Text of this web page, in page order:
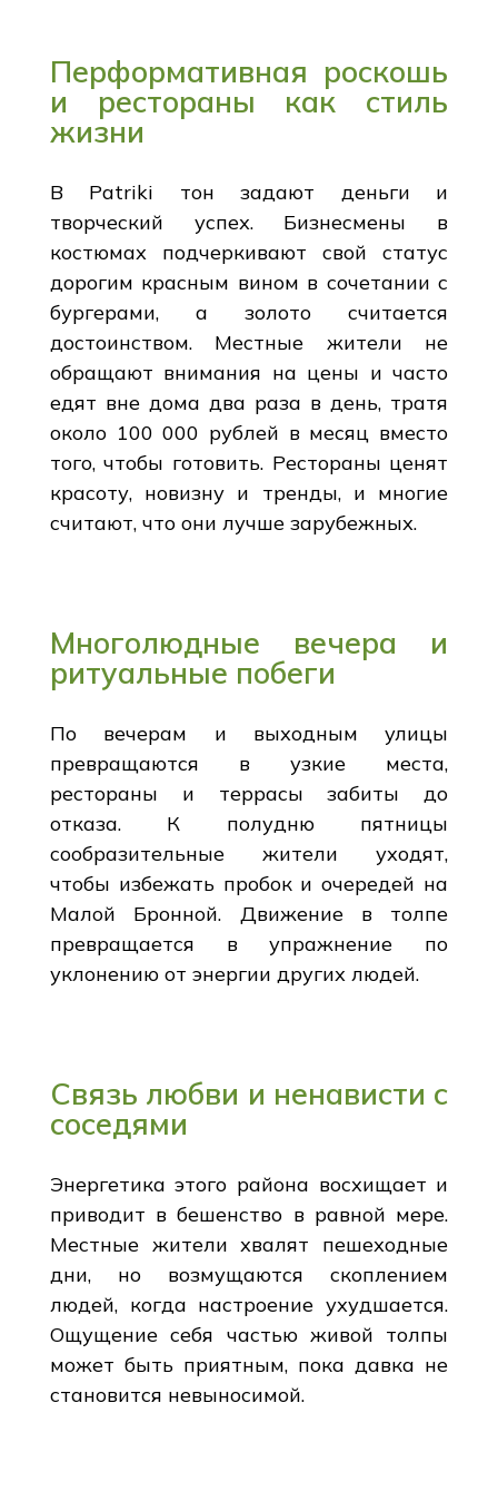
Перформативная роскошь
и рестораны как стиль
жизни
В Patriki тон задают деньги и
творческий успех. Бизнесмены в
костюмах подчеркивают свой статус
дорогим красным вином в сочетании с
бургерами, а золото считается
достоинством. Местные жители не
обращают внимания на цены и часто
едят вне дома два раза в день, тратя
около 100 000 рублей в месяц вместо
того, чтобы готовить. Рестораны ценят
красоту, новизну и тренды, и многие
считают, что они лучше зарубежных.
Многолюдные вечера и
ритуальные побеги
По вечерам и выходным улицы
превращаются в узкие места,
рестораны и террасы забиты до
отказа. К полудню пятницы
сообразительные жители уходят,
чтобы избежать пробок и очередей на
Малой Бронной. Движение в толпе
превращается в упражнение по
уклонению от энергии других людей.
Связь любви и ненависти с
соседями
Энергетика этого района восхищает и
приводит в бешенство в равной мере.
Местные жители хвалят пешеходные
дни, но возмущаются скоплением
людей, когда настроение ухудшается.
Ощущение себя частью живой толпы
может быть приятным, пока давка не
становится невыносимой.